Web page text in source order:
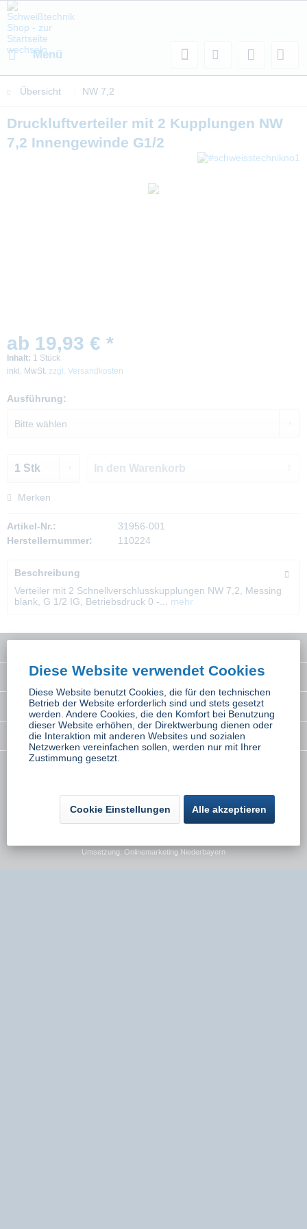
Menü
Übersicht NW 7,2
Druckluftverteiler mit 2 Kupplungen NW
7,2 Innengewinde G1/2
ab 19,93 € *
Inhalt: 1 Stück
inkl. MwSt. zzgl. Versandkosten
Ausführung:
In den Warenkorb
Merken
Artikel-Nr.:
31956-001
Herstellernummer:
110224
Beschreibung
Verteiler mit 2 Schnellverschlusskupplungen NW 7,2, Messing
blank, G 1/2 IG, Betriebsdruck 0 -...
mehr
Interessantes
Rechtliches
Newsletter
Kontakt Versand und Zahlungsbedingungen
Umsetzung: Onlinemarketing Niederbayern
Diese Website verwendet Cookies
Diese Website benutzt Cookies, die für den technischen
Betrieb der Website erforderlich sind und stets gesetzt
werden. Andere Cookies, die den Komfort bei Benutzung
dieser Website erhöhen, der Direktwerbung dienen oder
die Interaktion mit anderen Websites und sozialen
Netzwerken vereinfachen sollen, werden nur mit Ihrer
Zustimmung gesetzt.
Cookie Einstellungen Alle akzeptieren